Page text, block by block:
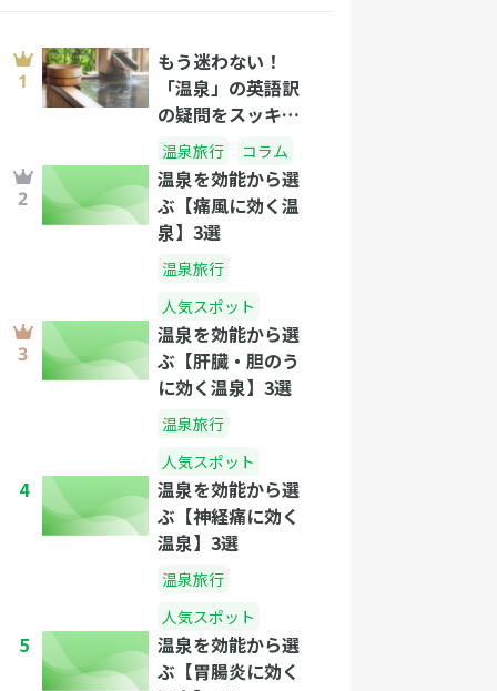
もう迷わない！
「温泉」の英語訳
の疑問をスッキリ
解消！
温泉旅行 コラム
温泉を効能から選
ぶ【痛風に効く温
泉】3選
温泉旅行
人気スポット
温泉を効能から選
ぶ【肝臓・胆のう
に効く温泉】3選
温泉旅行
人気スポット
4
温泉を効能から選
ぶ【神経痛に効く
温泉】3選
温泉旅行
人気スポット
5
温泉を効能から選
ぶ【胃腸炎に効く